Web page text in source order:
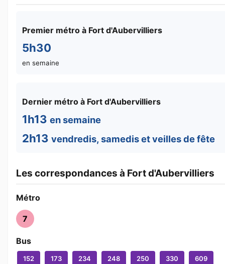
Premier métro à Fort d'Aubervilliers
5h30
en semaine
Dernier métro à Fort d'Aubervilliers
1h13 en semaine
2h13 vendredis, samedis et veilles de fête
Les correspondances à Fort d'Aubervilliers
Métro
7
Bus
152 173 234 248 250 330 609